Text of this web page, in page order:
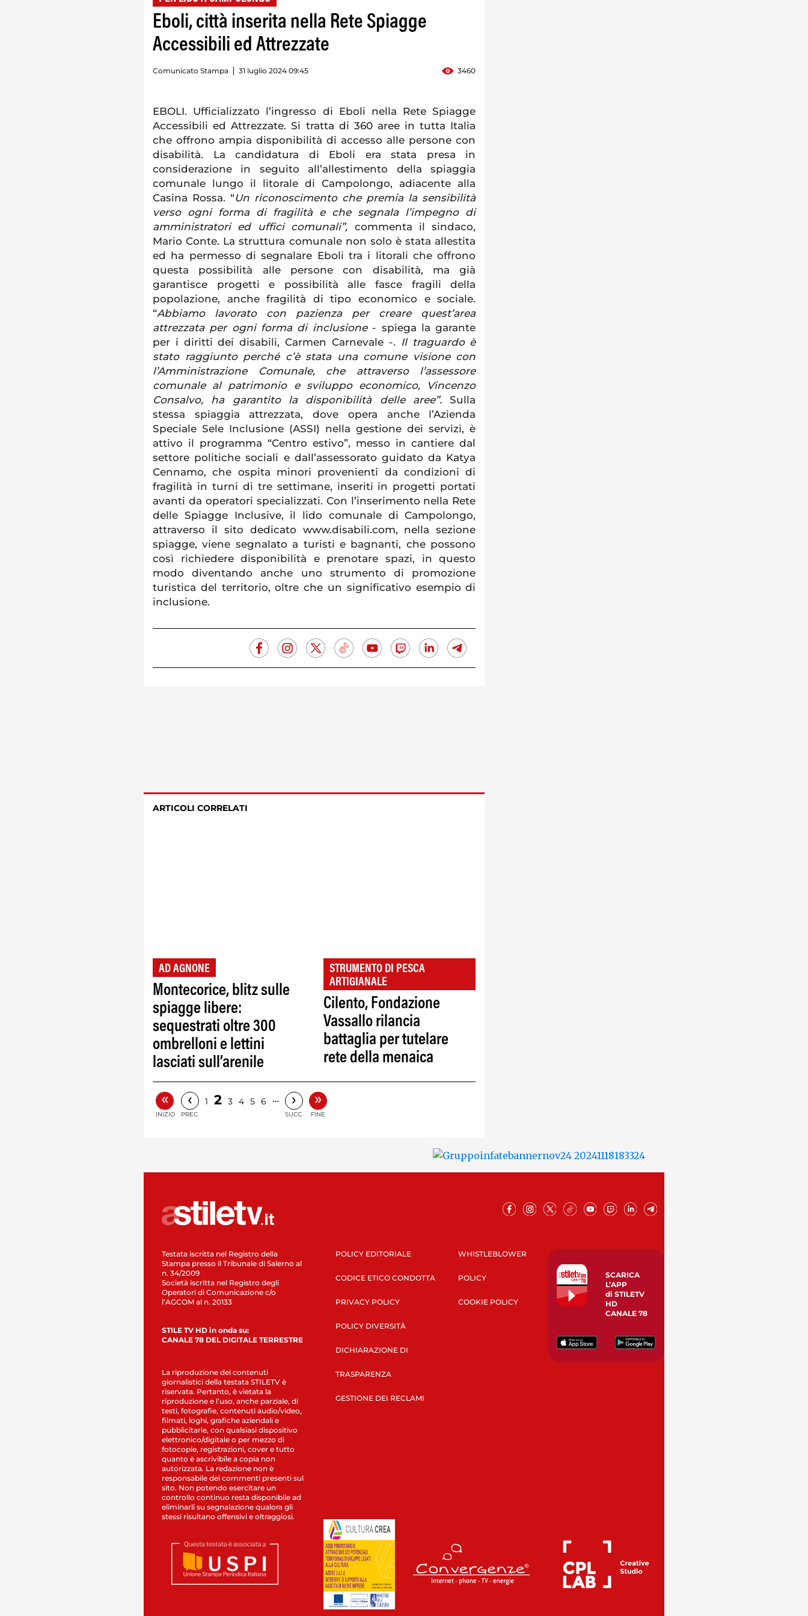
Eboli, città inserita nella Rete Spiagge
Accessibili ed Attrezzate
Comunicato Stampa 31 luglio 2024 09:45 3460
EBOLI. Ufficializzato l’ingresso di Eboli nella Rete Spiagge
Accessibili ed Attrezzate. Si tratta di 360 aree in tutta Italia
che offrono ampia disponibilità di accesso alle persone con
disabilità. La candidatura di Eboli era stata presa in
considerazione in seguito all’allestimento della spiaggia
comunale lungo il litorale di Campolongo, adiacente alla
Casina Rossa. “Un riconoscimento che premia la sensibilità
verso ogni forma di fragilità e che segnala l’impegno di
amministratori ed uffici comunali”, commenta il sindaco,
Mario Conte. La struttura comunale non solo è stata allestita
ed ha permesso di segnalare Eboli tra i litorali che offrono
questa possibilità alle persone con disabilità, ma già
garantisce progetti e possibilità alle fasce fragili della
popolazione, anche fragilità di tipo economico e sociale.
“Abbiamo lavorato con pazienza per creare quest’area
attrezzata per ogni forma di inclusione- spiega la garante
per i diritti dei disabili, Carmen Carnevale -. Il traguardo è
stato raggiunto perché c’è stata una comune visione con
l’Amministrazione Comunale, che attraverso l’assessore
comunale al patrimonio e sviluppo economico, Vincenzo
Consalvo, ha garantito la disponibilità delle aree”. Sulla
stessa spiaggia attrezzata, dove opera anche l’Azienda
Speciale Sele Inclusione (ASSI) nella gestione dei servizi, è
attivo il programma “Centro estivo”, messo in cantiere dal
settore politiche sociali e dall’assessorato guidato da Katya
Cennamo, che ospita minori provenienti da condizioni di
fragilità in turni di tre settimane, inseriti in progetti portati
avanti da operatori specializzati. Con l’inserimento nella Rete
delle Spiagge Inclusive, il lido comunale di Campolongo,
attraverso il sito dedicato www.disabili.com, nella sezione
spiagge, viene segnalato a turisti e bagnanti, che possono
così richiedere disponibilità e prenotare spazi, in questo
modo diventando anche uno strumento di promozione
turistica del territorio, oltre che un significativo esempio di
inclusione.
ARTICOLI CORRELATI
AD AGNONE
Montecorice, blitz sulle
spiagge libere:
sequestrati oltre 300
ombrelloni e lettini
lasciati sull’arenile
STRUMENTO DI PESCA
ARTIGIANALE
Cilento, Fondazione
Vassallo rilancia
battaglia per tutelare
rete della menaica
«
INIZIO
‹
PREC.
1 2 3 4 5 6 … ›
SUCC.
»
FINE
Testata iscritta nel Registro della
Stampa presso il Tribunale di Salerno al
n. 34/2009
Società iscritta nel Registro degli
Operatori di Comunicazione c/o
l’AGCOM al n. 20133
STILE TV HD in onda su:
CANALE 78 DEL DIGITALE TERRESTRE
La riproduzione dei contenuti
giornalistici della testata STILETV è
riservata. Pertanto, è vietata la
riproduzione e l’uso, anche parziale, di
testi, fotografie, contenuti audio/video,
filmati, loghi, grafiche aziendali e
pubblicitarie, con qualsiasi dispositivo
elettronico/digitale o per mezzo di
fotocopie, registrazioni, cover e tutto
quanto è ascrivibile a copia non
autorizzata. La redazione non è
responsabile dei commenti presenti sul
sito. Non potendo esercitare un
controllo continuo resta disponibile ad
eliminarli su segnalazione qualora gli
stessi risultano offensivi e oltraggiosi.
POLICY EDITORIALE
CODICE ETICO CONDOTTA
PRIVACY POLICY
POLICY DIVERSITÀ
DICHIARAZIONE DI
TRASPARENZA
GESTIONE DEI RECLAMI
WHISTLEBLOWER
POLICY
COOKIE POLICY
SCARICA
L’APP
di STILETV
HD
CANALE 78